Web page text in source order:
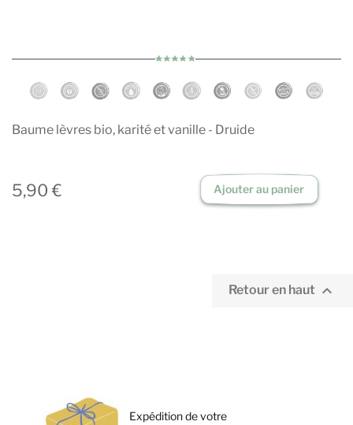
Baume lèvres bio, karité et vanille - Druide
5,90 € Ajouter au panier
Retour en haut 
Expédition de votre